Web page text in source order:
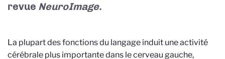
revue NeuroImage.
La plupart des fonctions du langage induit une activité
cérébrale plus importante dans le cerveau gauche,